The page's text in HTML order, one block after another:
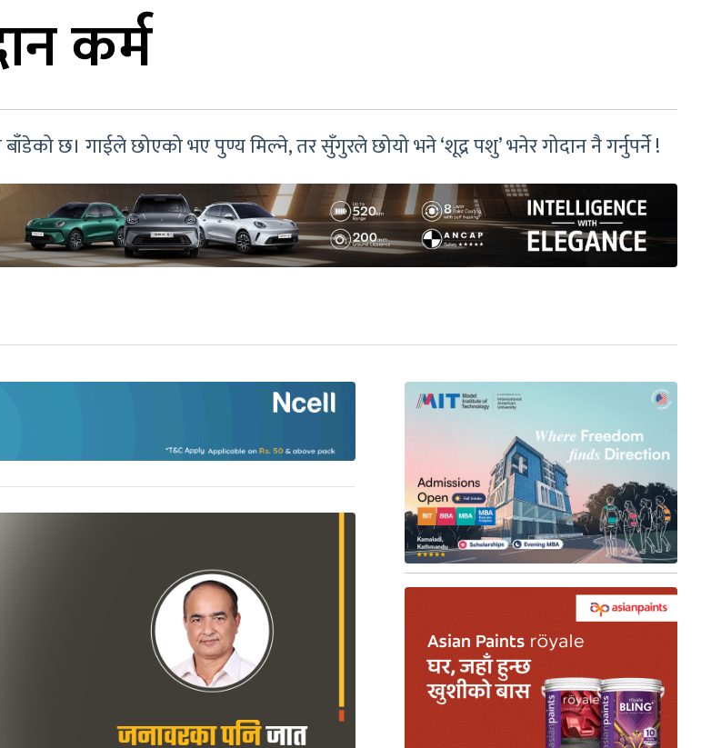
कर्म
छ। गाईले छोएको भए पुण्य मिल्ने, तर सुँगुरले छोयो भने ‘शूद्र पशु’ भनेर गोदान नै गर्नुपर्ने !